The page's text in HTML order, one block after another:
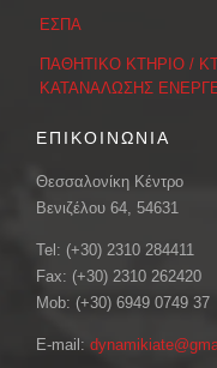
ΕΣΠΑ
ΠΑΘΗΤΙΚΟ ΚΤΗΡΙΟ /
ΚΑΤΑΝΑΛΩΣΗΣ
ΕΠΙΚΟΙΝΩΝΙΑ
Θεσσαλονίκη Κέντρο
Βενιζέλου 64, 54631
Tel: (+30) 2310 284411
Fax: (+30) 2310 262420
Mob: (+30) 6949 0749 37
E-mail: